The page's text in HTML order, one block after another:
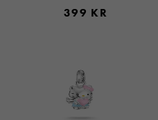
399 KR